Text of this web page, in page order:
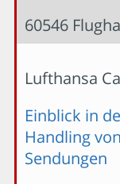
60546
Lufthansa
Einblick in
Handling
Sendungen